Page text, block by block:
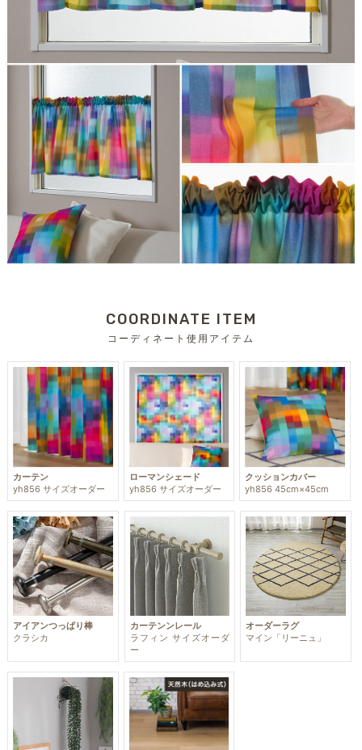
COORDINATE ITEM
コーディネート使用アイテム
カーテン
yh856 サイズオーダー
ローマンシェード
yh856 サイズオーダー
クッションカバー
yh856 45cm×45cm
アイアンつっぱり棒
クラシカ
カーテンンレール
ラフィン サイズオーダ
ー
オーダーラグ
マイン「リーニュ」